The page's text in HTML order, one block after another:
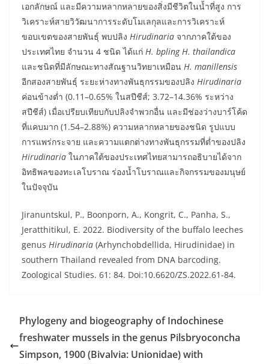
เอกลักษณ์ และมีความหลากหลายของสิ่งมีชีวิตในน้ำที่สูง การ
วิเคราะห์สายวิวัฒนาการระดับโมเลกุลและการวิเคราะห์
ขอบเขตของสายพันธุ์ พบปลิง Hirudinaria จากภาคใต้ของ
ประเทศไทย จำนวน 4 ชนิด ได้แก่ H. bpling H. thailandica
และชนิดที่มีลักษณะทางสัณฐานวิทยาเหมือน H. manillensis
อีกสองสายพันธุ์ ระยะห่างทางพันธุกรรมของปลิง Hirudinaria
ค่อนข้างต่ำ (0.11–0.65% ในสปีชีส์; 3.72–14.36% ระหว่าง
สปีชีส์) เมื่อเปรียบเทียบกับปลิงจำพวกอื่น และมีช่องว่างบาร์โค้ด
ที่แคบมาก (1.54–2.88%) ความหลากหลายของชนิด รูปแบบ
การแพร่กระจาย และความแตกต่างทางพันธุกรรมที่ต่ำของปลิง
Hirudinaria ในภาคใต้ของประเทศไทยสามารถอธิบายได้จาก
อิทธิพลของทะเลโบราณ ร่องน้ำโบราณและกิจกรรมของมนุษย์
ในปัจจุบัน
Jiranuntskul, P., Boonporn, A., Kongrit, C., Panha, S.,
Jeratthitikul, E. 2022. Biodiversity of the buffalo leeches
genus Hirudinaria (Arhynchobdellida, Hirudinidae) in
southern Thailand revealed from DNA barcoding.
Zoological Studies. 61: 84. Doi:10.6620/ZS.2022.61-84.
Phylogeny and biogeography of Indochinese
freshwater mussels in the genus Pilsbryoconcha
Simpson, 1900 (Bivalvia: Unionidae) with